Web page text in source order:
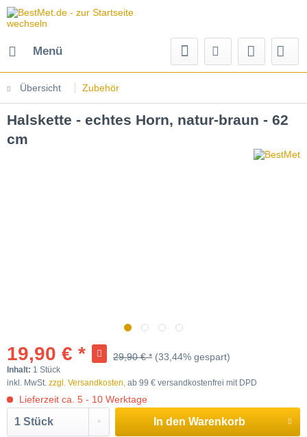
Menü
Übersicht Zubehör
Halskette - echtes Horn, natur-braun - 62
cm
längere Lieferzeit
19,90 € * 29,90 € * (33,44% gespart)
Inhalt: 1 Stück
inkl. MwSt. zzgl. Versandkosten, ab 99 € versandkostenfrei mit DPD
Lieferzeit ca. 5 - 10 Werktage
In den Warenkorb